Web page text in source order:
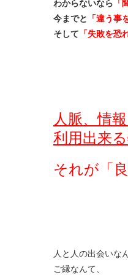
わからないなら 「
今までと 「違う事
そして 「失敗を恐
人脈、情
利用出来
それが「
人と人の出会いな
ご縁なんて、